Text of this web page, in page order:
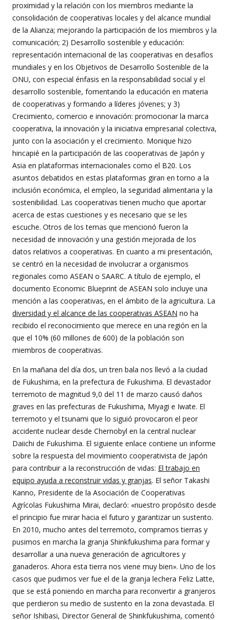
proximidad y la relación con los miembros mediante la
consolidación de cooperativas locales y del alcance mundial
de la Alianza; mejorando la participación de los miembros y la
comunicación; 2) Desarrollo sostenible y educación:
representación internacional de las cooperativas en desafíos
mundiales y en los Objetivos de Desarrollo Sostenible de la
ONU, con especial énfasis en la responsabilidad social y el
desarrollo sostenible, fomentando la educación en materia
de cooperativas y formando a líderes jóvenes; y 3)
Crecimiento, comercio e innovación: promocionar la marca
cooperativa, la innovación y la iniciativa empresarial colectiva,
junto con la asociación y el crecimiento. Monique hizo
hincapié en la participación de las cooperativas de Japón y
Asia en plataformas internacionales como el B20. Los
asuntos debatidos en estas plataformas giran en torno a la
inclusión económica, el empleo, la seguridad alimentaria y la
sostenibilidad. Las cooperativas tienen mucho que aportar
acerca de estas cuestiones y es necesario que se les
escuche. Otros de los temas que mencionó fueron la
necesidad de innovación y una gestión mejorada de los
datos relativos a cooperativas. En cuanto a mi presentación,
se centró en la necesidad de involucrar a organismos
regionales como ASEAN o SAARC. A título de ejemplo, el
documento Economic Blueprint de ASEAN solo incluye una
mención a las cooperativas, en el ámbito de la agricultura. La
diversidad y el alcance de las cooperativas ASEAN no ha
recibido el reconocimiento que merece en una región en la
que el 10% (60 millones de 600) de la población son
miembros de cooperativas.
En la mañana del día dos, un tren bala nos llevó a la ciudad
de Fukushima, en la prefectura de Fukushima. El devastador
terremoto de magnitud 9,0 del 11 de marzo causó daños
graves en las prefecturas de Fukushima, Miyagi e Iwate. El
terremoto y el tsunami que lo siguió provocaron el peor
accidente nuclear desde Chernobyl en la central nuclear
Daiichi de Fukushima. El siguiente enlace contiene un informe
sobre la respuesta del movimiento cooperativista de Japón
para contribuir a la reconstrucción de vidas: El trabajo en
equipo ayuda a reconstruir vidas y granjas. El señor Takashi
Kanno, Presidente de la Asociación de Cooperativas
Agrícolas Fukushima Mirai, declaró: «nuestro propósito desde
el principio fue mirar hacia el futuro y garantizar un sustento.
En 2010, mucho antes del terremoto, compramos tierras y
pusimos en marcha la granja Shinkfukushima para formar y
desarrollar a una nueva generación de agricultores y
ganaderos. Ahora esta tierra nos viene muy bien». Uno de los
casos que pudimos ver fue el de la granja lechera Feliz Latte,
que se está poniendo en marcha para reconvertir a granjeros
que perdieron su medio de sustento en la zona devastada. El
señor Ishibasi, Director General de Shinkfukushima, comentó